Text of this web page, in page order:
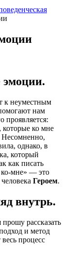
к неуместным
нам
проявляется:
ко мне
однако, в
который
как писать
ко-мне» — это
Героем.
внутрь.
рассказать
и метод
процесс